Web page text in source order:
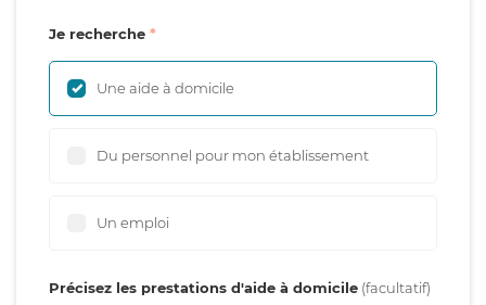
Je recherche
Une aide à domicile
Du personnel pour mon établissement
Un emploi
Précisez les prestations d'aide à domicile